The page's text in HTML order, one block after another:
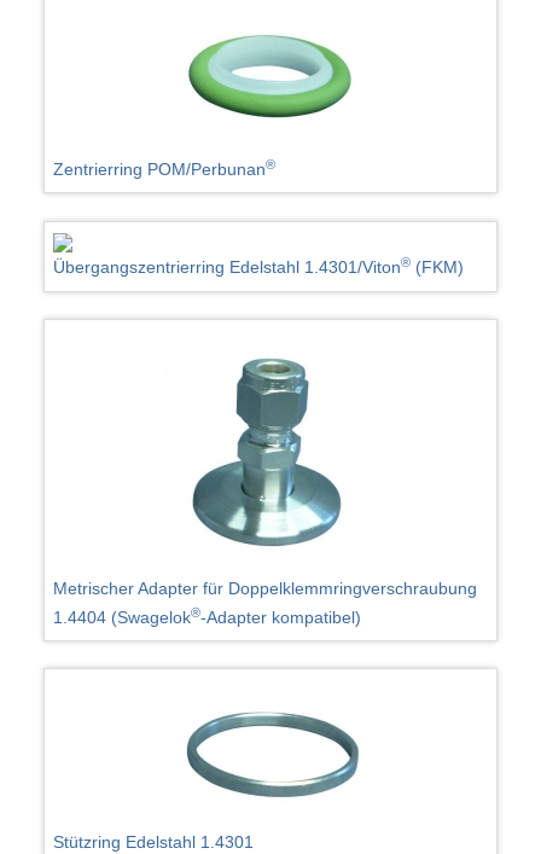
Zentrierring POM/Perbunan®
Übergangszentrierring Edelstahl 1.4301/Viton® (FKM)
Metrischer Adapter für Doppelklemmringverschraubung
1.4404 (Swagelok®-Adapter kompatibel)
Stützring Edelstahl 1.4301